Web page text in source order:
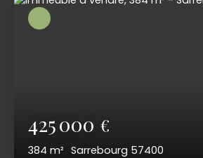
425 000 €
384 m² Sarrebourg 57400